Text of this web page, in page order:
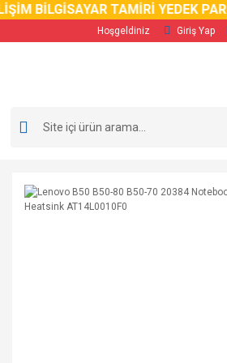
BİLGİSAYAR TAMİRİ YEDEK
Hoşgeldiniz Giriş Yap